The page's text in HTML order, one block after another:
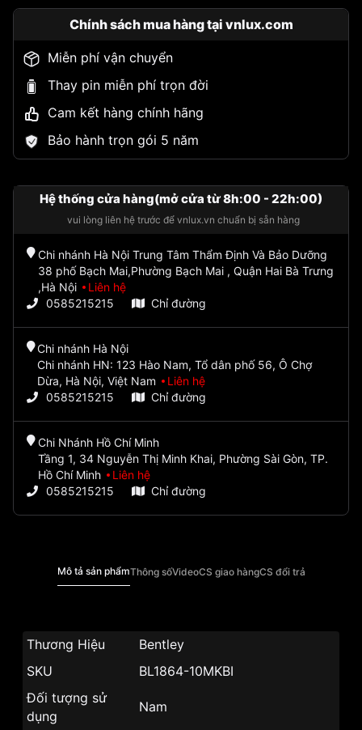
Chính sách mua hàng tại vnlux.com
Miễn phí vận chuyển
Thay pin miễn phí trọn đời
Cam kết hàng chính hãng
Bảo hành trọn gói 5 năm
Hệ thống cửa hàng(mở cửa từ 8h:00 - 22h:00)
vui lòng liên hệ trước để vnlux.vn chuẩn bị sẵn hàng
Chi nhánh Hà Nội Trung Tâm Thẩm Định Và Bảo Dưỡng
38 phố Bạch Mai,Phường Bạch Mai , Quận Hai Bà Trưng
,Hà Nội
Liên hệ
0585215215
Chỉ đường
Chi nhánh Hà Nội
Chi nhánh HN: 123 Hào Nam, Tổ dân phố 56, Ô Chợ
Dừa, Hà Nội, Việt Nam
Liên hệ
0585215215
Chỉ đường
Chi Nhánh Hồ Chí Minh
Tầng 1, 34 Nguyễn Thị Minh Khai, Phường Sài Gòn, TP.
Hồ Chí Minh
Liên hệ
0585215215
Chỉ đường
Mô tả sản phẩmThông sốVideoCS giao hàngCS đổi trả
Thương Hiệu
Bentley
SKU
BL1864-10MKBI
Đối tượng sử
dụng
Nam